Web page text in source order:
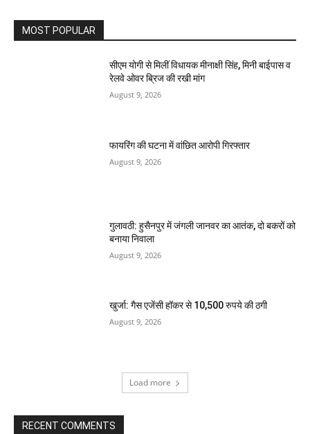
MOST POPULAR
सीएम योगी से मिलीं विधायक मीनाक्षी सिंह, मिनी बाईपास व
रेलवे ओवर ब्रिज की रखी मांग
August 9, 2026
फायरिंग की घटना में वांछित आरोपी गिरफ्तार
August 9, 2026
गुलावठी: हुसैनपुर में जंगली जानवर का आतंक, दो बकरों को
बनाया निवाला
August 9, 2026
खुर्जा: गैस एजेंसी हॉकर से 10,500 रुपये की ठगी
August 9, 2026
Load more
RECENT COMMENTS